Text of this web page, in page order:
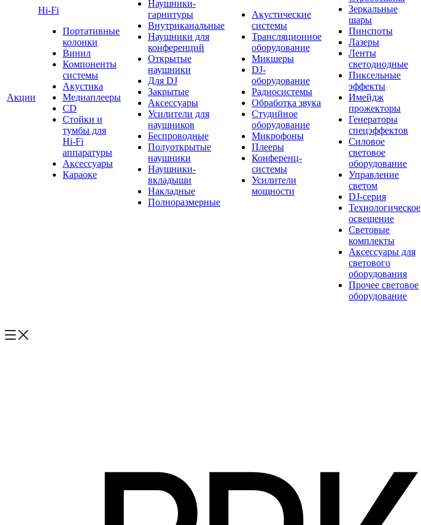
Акции
Hi-Fi
Портативные
колонки
Винил
Компоненты
системы
Акустика
Медиаплееры
CD
Стойки и
тумбы для
Hi-Fi
аппаратуры
Аксессуары
Караоке
Наушники-
гарнитуры
Внутриканальные
Наушники для
конференций
Открытые
наушники
Для DJ
Закрытые
Аксессуары
Усилители для
наушников
Беспроводные
Полуоткрытые
наушники
Наушники-
вкладыши
Накладные
Полноразмерные
Акустические
системы
Трансляционное
оборудование
Микшеры
DJ-
оборудование
Радиосистемы
Обработка звука
Студийное
оборудование
Микрофоны
Плееры
Конференц-
системы
Усилители
мощности
Зеркальные
шары
Пинспоты
Лазеры
Ленты
светодиодные
Пиксельные
эффекты
Имейдж
прожекторы
Генераторы
спецэффектов
Силовое
световое
оборудование
Управление
светом
DJ-серия
Технологическое
освещение
Световые
комплекты
Аксессуары для
светового
оборудования
Прочее световое
оборудование